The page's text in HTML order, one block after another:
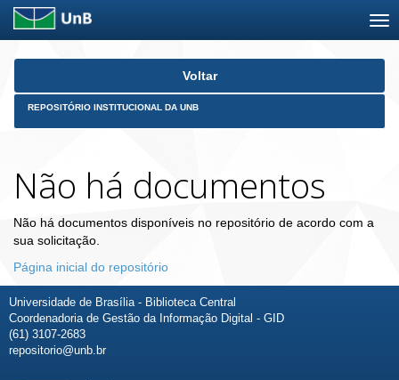
Skip
Voltar
REPOSITÓRIO INSTITUCIONAL DA UNB
Não há documentos
Não há documentos disponíveis no repositório de acordo com a
sua solicitação.
Página inicial do repositório
Universidade de Brasília - Biblioteca Central
Coordenadoria de Gestão da Informação Digital - GID
(61) 3107-2683
repositorio@unb.br